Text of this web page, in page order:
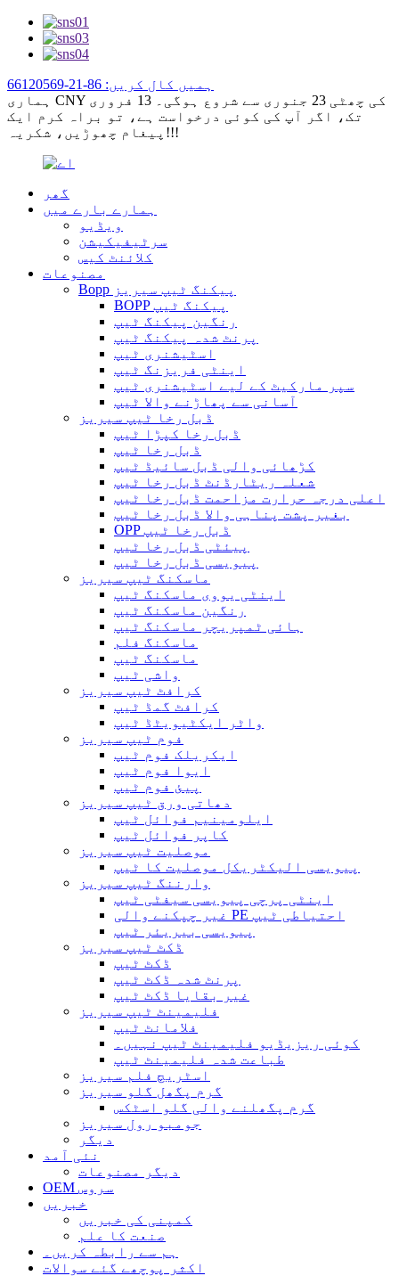
ہمیں کال کریں: 86-21-66120569
ہماری CNY کی چھٹی 23 جنوری سے شروع ہوگی۔ 13 فروری
تک، اگر آپ کی کوئی درخواست ہے، تو براہ کرم ایک
پیغام چھوڑیں، شکریہ!!!
گھر
ہمارے بارے میں
ویڈیو
سرٹیفیکیشن
کلائنٹ کیس
مصنوعات
Bopp پیکنگ ٹیپ سیریز
BOPP پیکنگ ٹیپ
رنگین پیکنگ ٹیپ
پرنٹ شدہ پیکنگ ٹیپ
اسٹیشنری ٹیپ
اینٹی فریزنگ ٹیپ
سپر مارکیٹ کے لیے اسٹیشنری ٹیپ
آسانی سے پھاڑنے والا ٹیپ
ڈبل رخا ٹیپ سیریز
ڈبل رخا کپڑا ٹیپ
ڈبل رخا ٹیپ
کڑھائی والی ڈبل سائیڈ ٹیپ
شعلہ ریٹارڈنٹ ڈبل رخا ٹیپ
اعلی درجہ حرارت مزاحمت ڈبل رخا ٹیپ
بغیر پشت پناہی والا ڈبل ​​رخا ٹیپ
OPP ڈبل رخا ٹیپ
پیئٹی ڈبل رخا ٹیپ
پیویسی ڈبل رخا ٹیپ
ماسکنگ ٹیپ سیریز
اینٹی یووی ماسکنگ ٹیپ
رنگین ماسکنگ ٹیپ
ہائی ٹمپریچر ماسکنگ ٹیپ
ماسکنگ فلم
ماسکنگ ٹیپ
واشی ٹیپ
کرافٹ ٹیپ سیریز
کرافٹ گمڈ ٹیپ
واٹر ایکٹیویٹڈ ٹیپ
فوم ٹیپ سیریز
ایکریلک فوم ٹیپ
ایوا فوم ٹیپ
پیئ فوم ٹیپ
دھاتی ورق ٹیپ سیریز
ایلومینیم فوائل ٹیپ
کاپر فوائل ٹیپ
موصلیت ٹیپ سیریز
پیویسی الیکٹریکل موصلیت کا ٹیپ
وارننگ ٹیپ سیریز
اینٹی پرچی پیویسی سیفٹی ٹیپ
غیر چپکنے والی PE احتیاطی ٹیپ
پیویسی بیریئر ٹیپ
ڈکٹ ٹیپ سیریز
ڈکٹ ٹیپ
پرنٹ شدہ ڈکٹ ٹیپ
غیر بقایا ڈکٹ ٹیپ
فلیمینٹ ٹیپ سیریز
فلامانٹ ٹیپ
کوئی ریزیڈیو فلیمینٹ ٹیپ نہیں۔
طباعت شدہ فلیمینٹ ٹیپ
اسٹریچ فلم سیریز
گرم پگھل گلو سیریز
گرم پگھلنے والی گلو اسٹکس
جومبو رول سیریز
دیگر
نئی آمد
دیگر مصنوعات
OEM سروس
خبریں
کمپنی کی خبریں
صنعت کا علم
ہم سے رابطہ کریں۔
اکثر پوچھے گئے سوالات